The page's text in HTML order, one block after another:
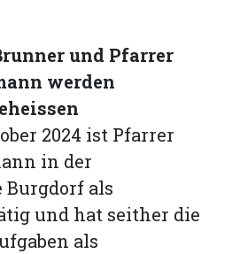
und Pfarrer
werden
2024 ist Pfarrer
in der
als
und hat seither die
als